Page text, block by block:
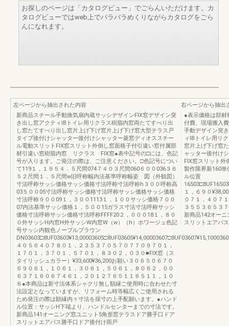
お探しのページは「カタログビュー」でごらんいただけます。カ
タログビューではweb上でパラパラめくりながらカタログをごら
んになれます。
左ページから抽出された内容
新商品スチール手動換気扇内蔵サッシデザインFIX窓デザイン突
き出し窓アクティIBトイレ用リクラス樹脂内窓両たてすべり出
し窓たてすべり出し窓片上げ下げ窓片上げ下げ窓大型テラス戸
タイプ後付けシャッター後付けシャッター菱窓ディオススチー
ル電動スリットFIX窓スリット外倒し窓面格子付引違い窓付属部
材引違い窓樹脂内窓 リクラス FIX窓●表中記号の□には、色記
号が入ります。ご発注の際は、ご注意ください。□色記号につい
て119１，１９５４．５尺間074７４０３尺間060６００036３６
５２尺間１．５尺間w旧呼称幅内法基準呼称幅姿 図（外観図）
寸法呼称サッシ価格サッシ価格寸法呼称寸法呼称h３００呼称高
03５００05寸法呼称サッシ価格寸法呼称サッシ価格サッシ価格
寸法呼称９００09１，３００1113１，１００サッシ価格７００
07内法基準サッシ価格１，５００15ガラス寸法寸法呼称サッシ
価格寸法呼称サッシ価格寸法呼称FFFF20２，０００18１，８０
０外サッシH内窓H外サッシW内窓W（w）（h）ホワージュ色記
号サッシ内観色ノーブルブラウン
４０５６４０７８０１，２３５３７０５７０７７０９７０１，
１７０１，３７０１，５７０１，８３０２，０３０■FIX窓（ス
タイリッシュカラー）¥33,600¥36,200お願い３０６５０６７０
６９０６１，１０６１，３０６１，５０６１，８０６２，００
６３７１６０６７４６１，２０１２７６５１１６５１１，１０
６●本商品は新寸法体系シャクリ無し額縁ご使用時に合わせた寸
法設定となっていますが、リフォーム時等幅広くご使用される
ため発注の際は額縁内々寸法を採寸の上手配願います。●ハンド
ル位置：サッシH下端より、ハンドルセンターまでの寸法です。
新商品141オーニング窓ユニット5角形窓テラスドア勝手口ドア
スリットエアパス勝手口ドア後付け雨戸
右ページから抽出
●表示価格は部材
付費、現場搬入
手動デザイン突
ィIBトイレ用リ
窓片上げ下げ窓
ャッター後付け
FIX窓スリット外
製作限界新160
ル位置
１，６９０
０７１，４０７
３５５３６５３
新商品142オーニ
スリットエアパ